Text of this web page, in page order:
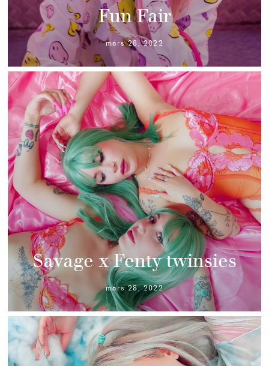
Fun Fair
mars 28, 2022
Savage x Fenty twinsies
mars 28, 2022